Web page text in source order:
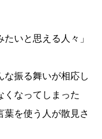
いと思える人々」
な振る舞いが相応し
くなってしまった
を使う人が散見さ